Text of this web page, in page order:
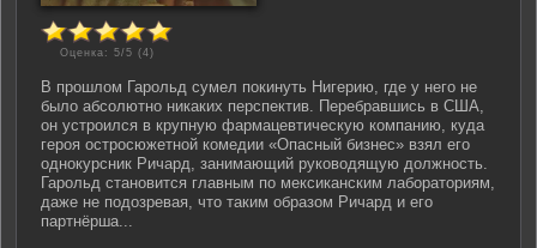
Оценка: 5/5 (4)
В прошлом Гарольд сумел покинуть Нигерию, где у него не
было абсолютно никаких перспектив. Перебравшись в США,
он устроился в крупную фармацевтическую компанию, куда
героя остросюжетной комедии «Опасный бизнес» взял его
однокурсник Ричард, занимающий руководящую должность.
Гарольд становится главным по мексиканским лабораториям,
даже не подозревая, что таким образом Ричард и его
партнёрша...